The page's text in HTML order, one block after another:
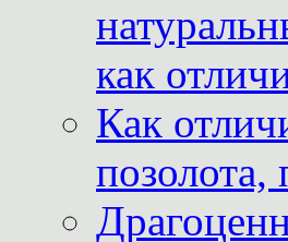
как
Как
позолота,